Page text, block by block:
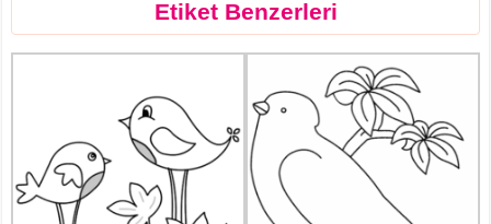
Etiket Benzerleri